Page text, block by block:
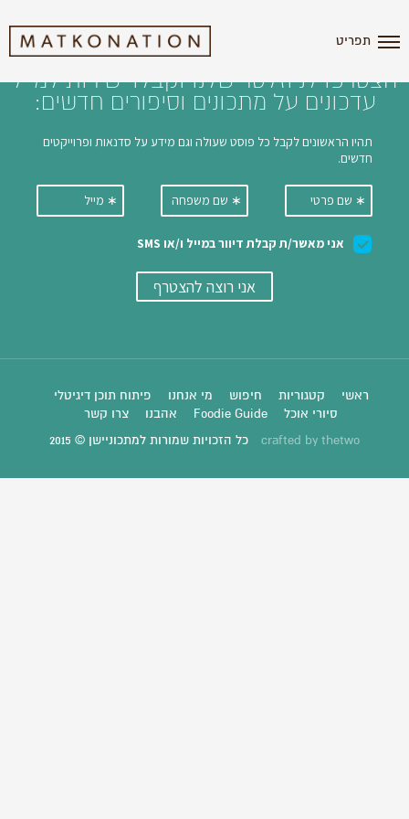
תפריט
הצטרפו לניוזלטר שלנו וקבלו ישירות למייל
עדכונים על מתכונים וסיפורים חדשים:
ראשי קטגוריות חיפוש מי אנחנו
פיתוח תוכן דיגיטלי
סיורי אוכל
Foodie Guide אהבנו צרו קשר
crafted by thetwo כל הזכויות שמורות למתכוניישן © 2015